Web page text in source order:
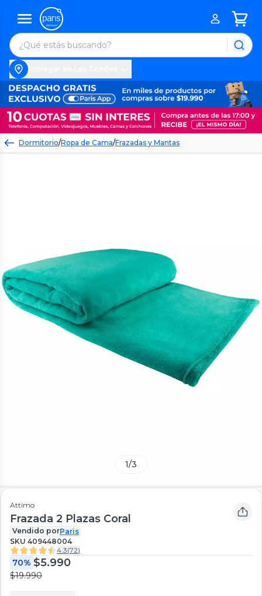
Dormitorio/Ropa de Cama/Frazadas y Mantas
1/3
Attimo
Frazada 2 Plazas Coral
Vendido porParis
SKU 409448004
4.3(72)
70% $5.990
$19.990